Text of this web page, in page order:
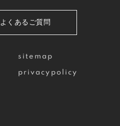
sitemap
privacypolicy
よくあるご質問